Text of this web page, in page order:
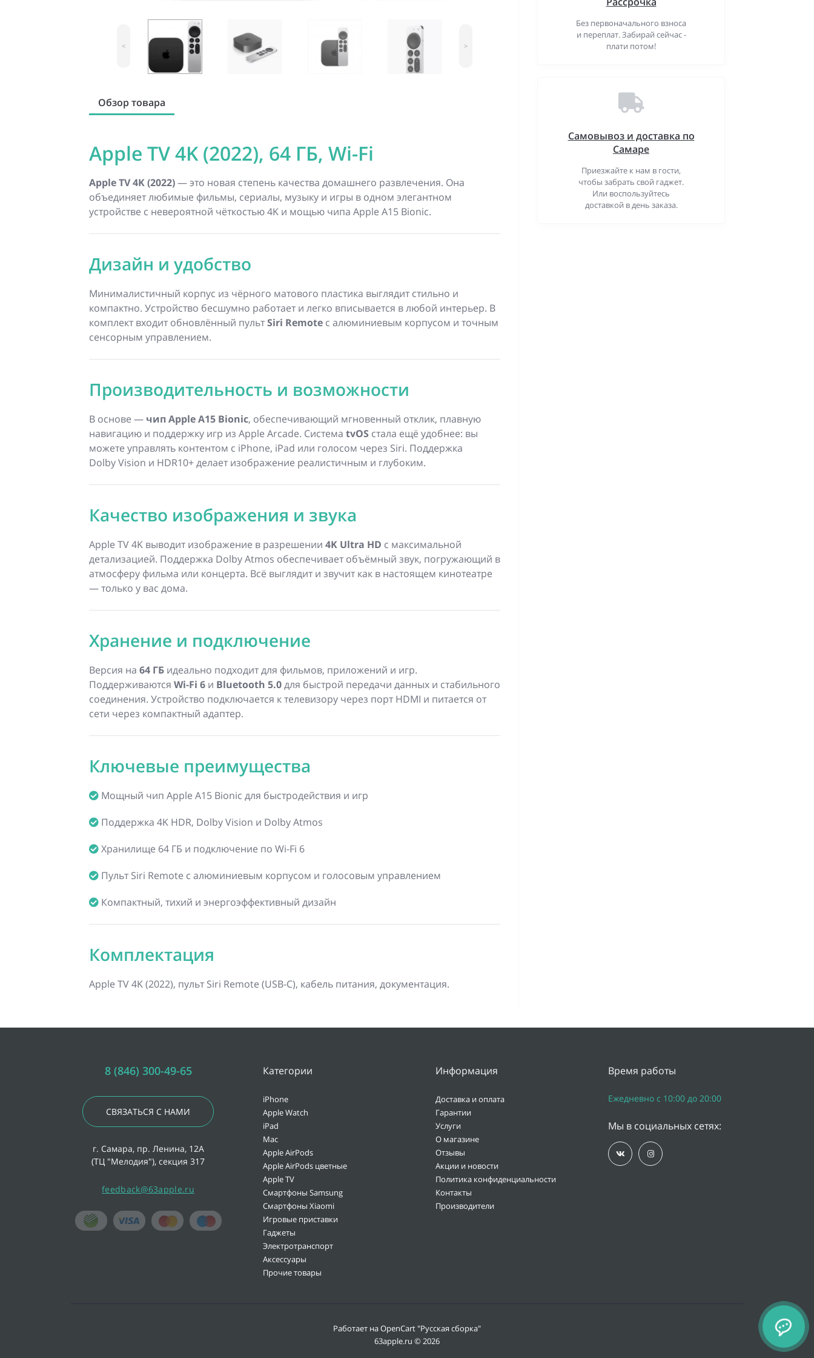
< >
Обзор товара
Apple TV 4K (2022), 64 ГБ, Wi-Fi
Apple TV 4K (2022)— это новая степень качества домашнего развлечения. Она
объединяет любимые фильмы, сериалы, музыку и игры в одном элегантном
устройстве с невероятной чёткостью 4K и мощью чипа Apple A15 Bionic.
Дизайн и удобство
Минималистичный корпус из чёрного матового пластика выглядит стильно и
компактно. Устройство бесшумно работает и легко вписывается в любой интерьер. В
комплект входит обновлённый пультSiri Remote с алюминиевым корпусом и точным
сенсорным управлением.
Производительность и возможности
В основе — чип Apple A15 Bionic, обеспечивающий мгновенный отклик, плавную
навигацию и поддержку игр из Apple Arcade. Система tvOS стала ещё удобнее: вы
можете управлять контентом с iPhone, iPad или голосом через Siri. Поддержка
Dolby Vision и HDR10+ делает изображение реалистичным и глубоким.
Качество изображения и звука
Apple TV 4K выводит изображение в разрешении 4K Ultra HD с максимальной
детализацией. Поддержка Dolby Atmos обеспечивает объёмный звук, погружающий в
атмосферу фильма или концерта. Всё выглядит и звучит как в настоящем кинотеатре
— только у вас дома.
Хранение и подключение
Версия на 64 ГБ идеально подходит для фильмов, приложений и игр.
Поддерживаются Wi-Fi 6 и Bluetooth 5.0для быстрой передачи данных и стабильного
соединения. Устройство подключается к телевизору через порт HDMI и питается от
сети через компактный адаптер.
Ключевые преимущества
Мощный чип Apple A15 Bionic для быстродействия и игр
Поддержка 4K HDR, Dolby Vision и Dolby Atmos
Хранилище 64 ГБ и подключение по Wi-Fi 6
Пульт Siri Remote с алюминиевым корпусом и голосовым управлением
Компактный, тихий и энергоэффективный дизайн
Комплектация
Apple TV 4K (2022), пульт Siri Remote (USB-C), кабель питания, документация.
Без первоначального взноса
и переплат. Забирай сейчас -
плати потом!
Самовывоз и доставка по
Самаре
Приезжайте к нам в гости,
чтобы забрать свой гаджет.
Или воспользуйтесь
доставкой в день заказа.
8 (846) 300-49-65
СВЯЗАТЬСЯ С НАМИ
г. Самара, пр. Ленина, 12А
(ТЦ "Мелодия"), секция 317
feedback@63apple.ru
Категории
iPhone
Apple Watch
iPad
Mac
Apple AirPods
Apple AirPods цветные
Apple TV
Смартфоны Samsung
Смартфоны Xiaomi
Игровые приставки
Гаджеты
Электротранспорт
Аксессуары
Прочие товары
Информация
Доставка и оплата
Гарантии
Услуги
О магазине
Отзывы
Акции и новости
Политика конфиденциальности
Контакты
Производители
Время работы
Ежедневно с 10:00 до 20:00
Мы в социальных сетях:
Работает наOpenCart "Русская сборка"
63apple.ru © 2026